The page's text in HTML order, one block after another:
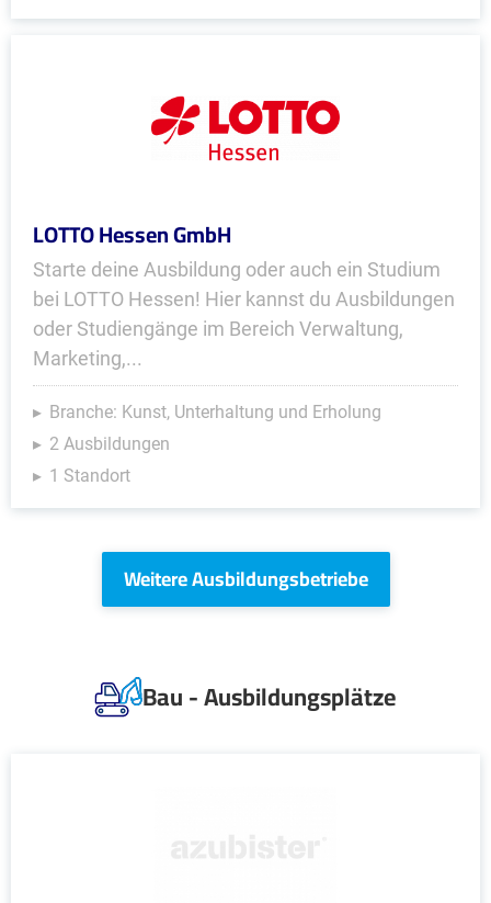
LOTTO Hessen GmbH
Starte deine Ausbildung oder auch ein Studium
bei LOTTO Hessen! Hier kannst du Ausbildungen
oder Studiengänge im Bereich Verwaltung,
Marketing,...
Branche: Kunst, Unterhaltung und Erholung
2 Ausbildungen
1 Standort
Weitere Ausbildungsbetriebe
Bau - Ausbildungsplätze